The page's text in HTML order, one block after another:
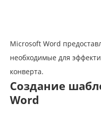
Microsoft Word
необходимые для
конверта.
Создание
Word